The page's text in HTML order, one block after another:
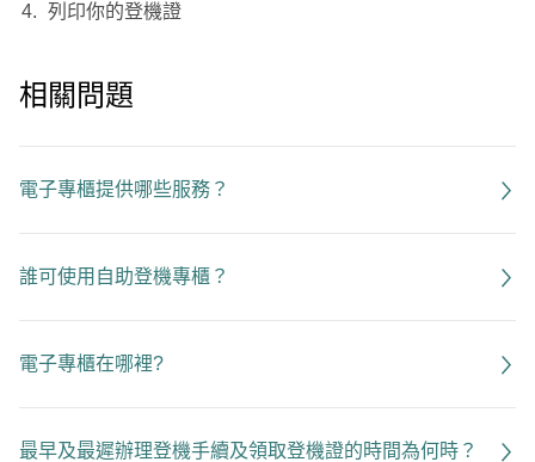
列印你的登機證
相關問題
電子專櫃提供哪些服務？
誰可使用自助登機專櫃？
電子專櫃在哪裡?
最早及最遲辦理登機手續及領取登機證的時間為何時？